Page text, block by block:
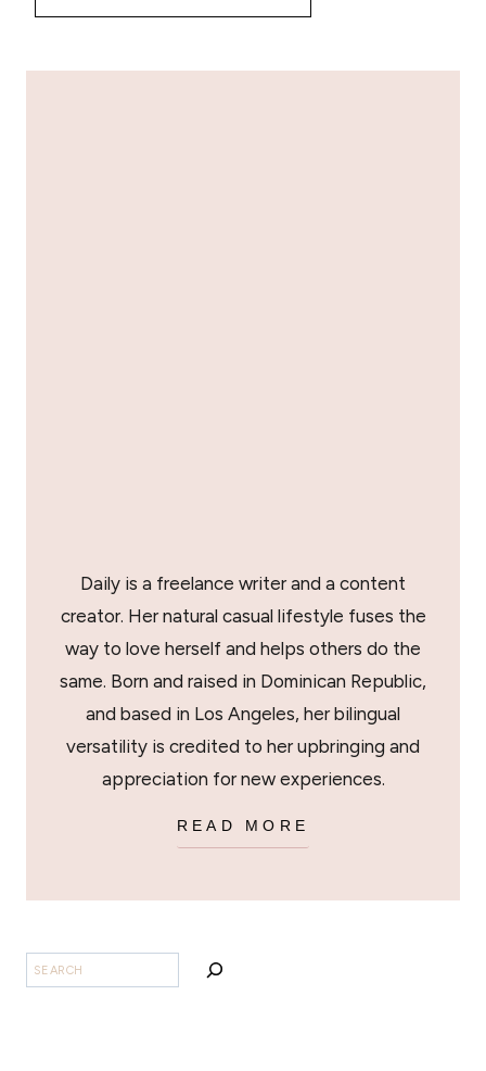
Daily is a freelance writer and a content
creator. Her natural casual lifestyle fuses the
way to love herself and helps others do the
same. Born and raised in Dominican Republic,
and based in Los Angeles, her bilingual
versatility is credited to her upbringing and
appreciation for new experiences.
READ MORE